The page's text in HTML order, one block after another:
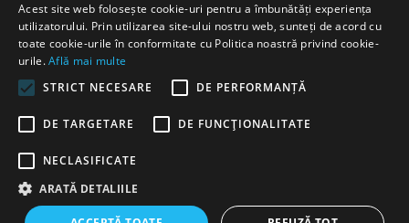
2012 Chișinău, Republica Moldova
tel: (+373 22) 213652, 227539
fax: (+373 22) 226681
Email: redactia@ijc.md
FacebookYouTubeInstagramTelegram
Acest site web folosește cookie-uri pentru a îmbunătăți experiența
utilizatorului. Prin utilizarea site-ului nostru web, sunteți de acord cu
toate cookie-urile în conformitate cu Politica noastră privind cookie-
urile.Află mai multe
STRICT NECESARE
DE PERFORMANȚĂ
DE TARGETARE DE FUNCŢIONALITATE
NECLASIFICATE
ARATĂ DETALIILE